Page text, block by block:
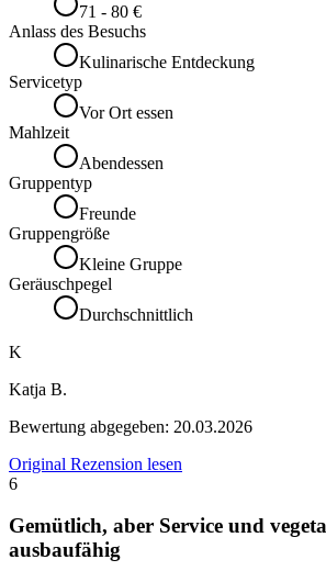
71 - 80 €
Anlass des Besuchs
Kulinarische Entdeckung
Servicetyp
Vor Ort essen
Mahlzeit
Abendessen
Gruppentyp
Freunde
Gruppengröße
Kleine Gruppe
Geräuschpegel
Durchschnittlich
K
Katja B.
Bewertung abgegeben: 20.03.2026
Original Rezension lesen
6
Gemütlich, aber Service und
ausbaufähig